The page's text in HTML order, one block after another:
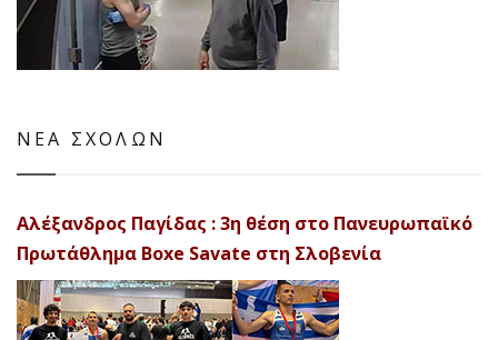
ΝΕΑ ΣΧΟΛΩΝ
Αλέξανδρος Παγίδας : 3η θέση στο Πανευρωπαϊκό
Πρωτάθλημα Boxe Savate στη Σλοβενία